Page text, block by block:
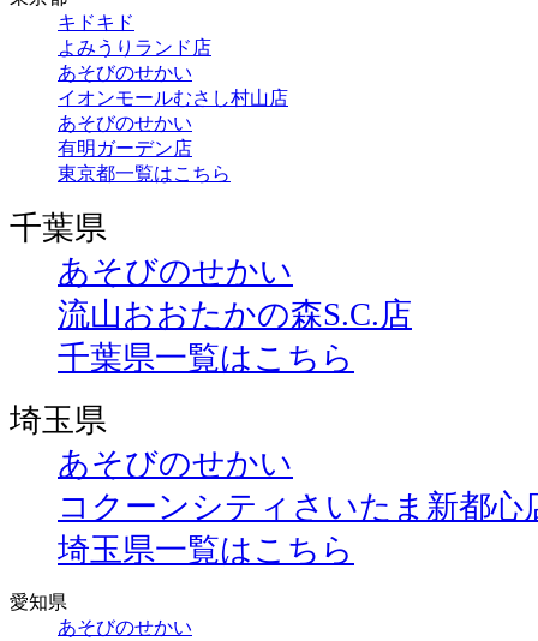
キドキド
よみうりランド店
あそびのせかい
イオンモールむさし村山店
あそびのせかい
有明ガーデン店
東京都一覧はこちら
千葉県
あそびのせかい
流山おおたかの森S.C.店
千葉県一覧はこちら
埼玉県
あそびのせかい
コクーンシティさいたま新都心
埼玉県一覧はこちら
愛知県
あそびのせかい